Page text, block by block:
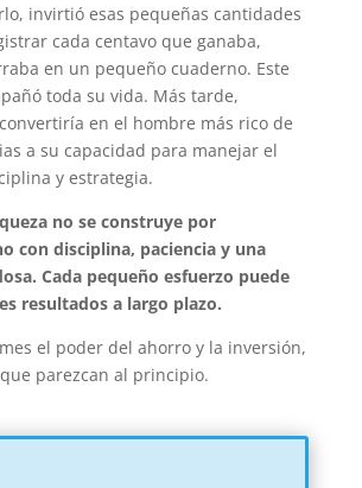
invirtió esas pequeñas cantidades
cada centavo que ganaba,
en un pequeño cuaderno. Este
toda su vida. Más tarde,
en el hombre más rico de
a su capacidad para manejar el
y estrategia.
no se construye por
con disciplina, paciencia y una
Cada pequeño esfuerzo puede
resultados a largo plazo.
el poder del ahorro y la inversión,
parezcan al principio.